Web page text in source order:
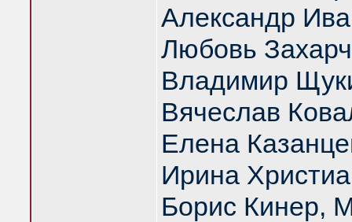
Александр
Любовь
Владимир
Вячеслав
Елена
Ирина
Борис Кинер,